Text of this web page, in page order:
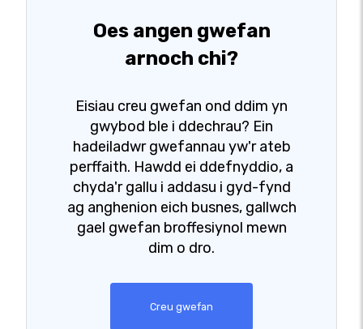
Oes angen gwefan
arnoch chi?
Eisiau creu gwefan ond ddim yn
gwybod ble i ddechrau? Ein
hadeiladwr gwefannau yw'r ateb
perffaith. Hawdd ei ddefnyddio, a
chyda'r gallu i addasu i gyd-fynd
ag anghenion eich busnes, gallwch
gael gwefan broffesiynol mewn
dim o dro.
Creu gwefan